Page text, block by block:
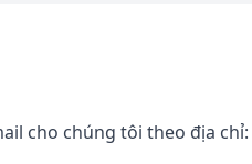
cho chúng tôi theo địa chỉ: